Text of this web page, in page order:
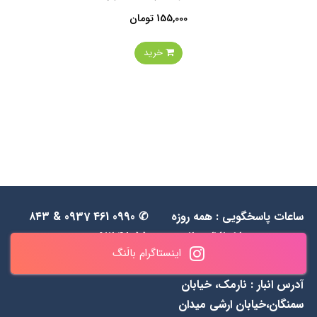
اینستاگرام بالَنگ
ساعات پاسخگویی : همه روزه
به جز جمعه‌ها از 1۱ الی ۲۰
✆ 0990 461 0937 & ۸۴۳
۵۵ ۴۸ ۰۹۱۲
آدرس انبار : نارمک، خیابان
سمنگان،خیابان ارشی میدان